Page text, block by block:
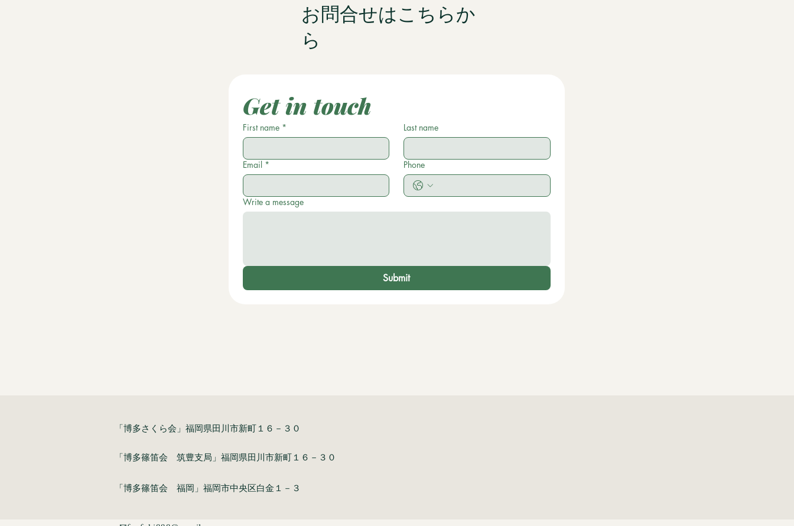
​お問合せはこちらか
ら
Get in touch
First name * Last name
Email * Phone
Write a message
Submit
​「博多さくら会」福岡県田川市新町１６－３０
​「博多篠笛会 筑豊支局」福岡県田川市新町１６－３０
​「博多篠笛会 福岡」福岡市中央区白金１－３